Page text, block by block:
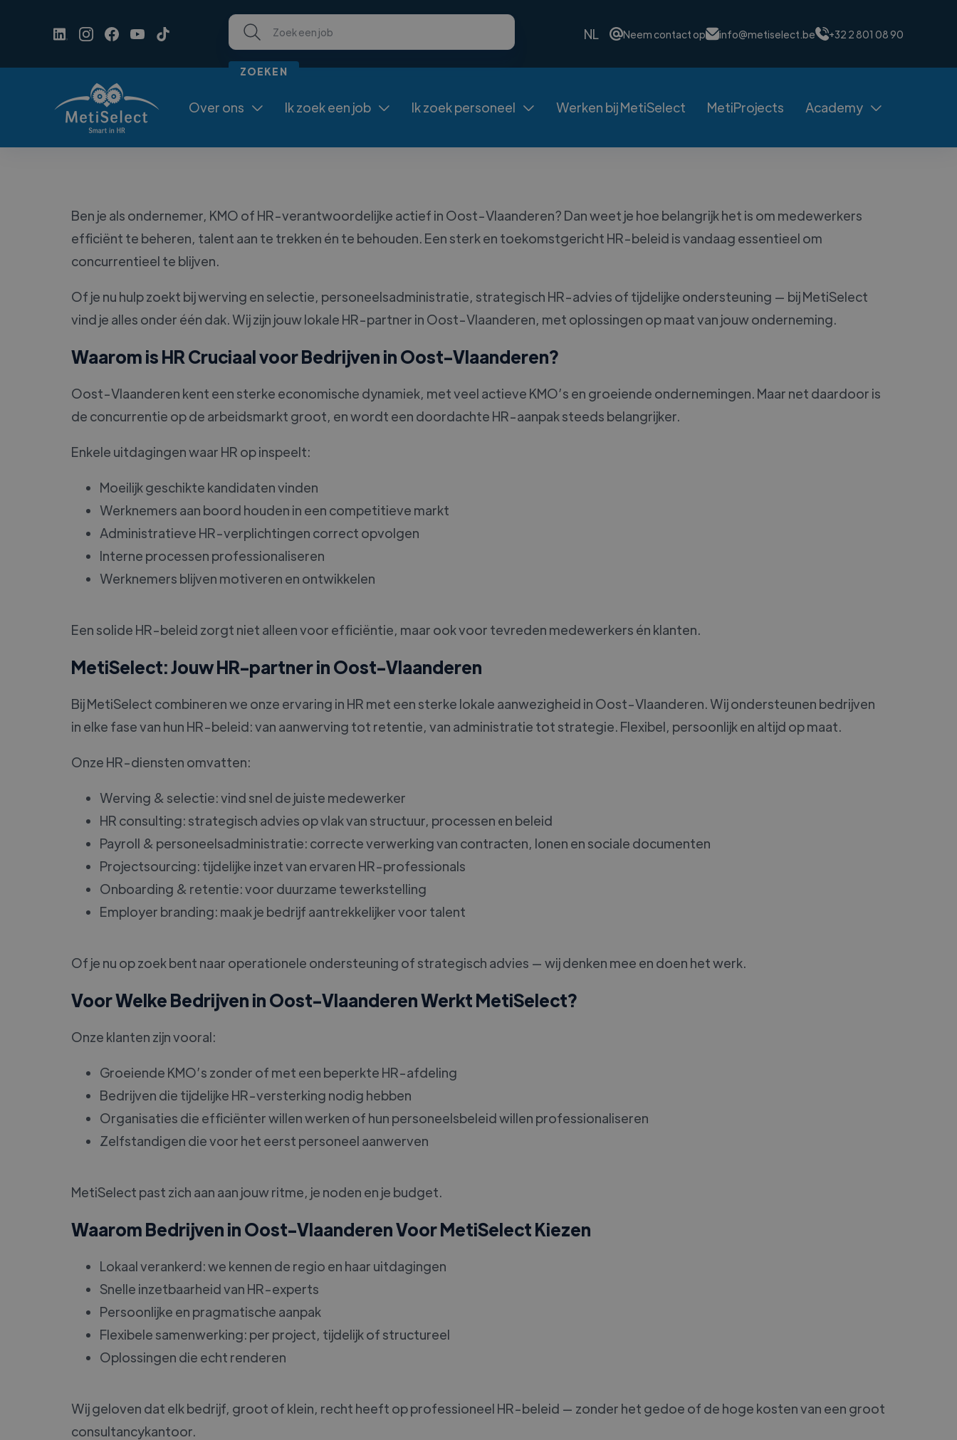
NL Neem contact op info@metiselect.be +32 2 801 08 90
Over ons  Ik zoek een job  Ik zoek personeel  Werken bij MetiSelect MetiProjects Academy 
Ben je als ondernemer, KMO of HR-verantwoordelijke actief in Oost-Vlaanderen? Dan weet je hoe belangrijk het is om medewerkers
efficiënt te beheren, talent aan te trekken én te behouden. Een sterk en toekomstgericht HR-beleid is vandaag essentieel om
concurrentieel te blijven.
Of je nu hulp zoekt bij werving en selectie, personeelsadministratie, strategisch HR-advies of tijdelijke ondersteuning — bij MetiSelect
vind je alles onder één dak. Wij zijn jouw lokale HR-partner in Oost-Vlaanderen, met oplossingen op maat van jouw onderneming.
Waarom is HR Cruciaal voor Bedrijven in Oost-Vlaanderen?
Oost-Vlaanderen kent een sterke economische dynamiek, met veel actieve KMO’s en groeiende ondernemingen. Maar net daardoor is
de concurrentie op de arbeidsmarkt groot, en wordt een doordachte HR-aanpak steeds belangrijker.
Enkele uitdagingen waar HR op inspeelt:
Moeilijk geschikte kandidaten vinden
Werknemers aan boord houden in een competitieve markt
Administratieve HR-verplichtingen correct opvolgen
Interne processen professionaliseren
Werknemers blijven motiveren en ontwikkelen
Een solide HR-beleid zorgt niet alleen voor efficiëntie, maar ook voor tevreden medewerkers én klanten.
MetiSelect: Jouw HR-partner in Oost-Vlaanderen
Bij MetiSelect combineren we onze ervaring in HR met een sterke lokale aanwezigheid in Oost-Vlaanderen. Wij ondersteunen bedrijven
in elke fase van hun HR-beleid: van aanwerving tot retentie, van administratie tot strategie. Flexibel, persoonlijk en altijd op maat.
Onze HR-diensten omvatten:
Werving & selectie: vind snel de juiste medewerker
HR consulting: strategisch advies op vlak van structuur, processen en beleid
Payroll & personeelsadministratie: correcte verwerking van contracten, lonen en sociale documenten
Projectsourcing: tijdelijke inzet van ervaren HR-professionals
Onboarding & retentie: voor duurzame tewerkstelling
Employer branding: maak je bedrijf aantrekkelijker voor talent
Of je nu op zoek bent naar operationele ondersteuning of strategisch advies — wij denken mee en doen het werk.
Voor Welke Bedrijven in Oost-Vlaanderen Werkt MetiSelect?
Onze klanten zijn vooral:
Groeiende KMO’s zonder of met een beperkte HR-afdeling
Bedrijven die tijdelijke HR-versterking nodig hebben
Organisaties die efficiënter willen werken of hun personeelsbeleid willen professionaliseren
Zelfstandigen die voor het eerst personeel aanwerven
MetiSelect past zich aan aan jouw ritme, je noden en je budget.
Waarom Bedrijven in Oost-Vlaanderen Voor MetiSelect Kiezen
Lokaal verankerd: we kennen de regio en haar uitdagingen
Snelle inzetbaarheid van HR-experts
Persoonlijke en pragmatische aanpak
Flexibele samenwerking: per project, tijdelijk of structureel
Oplossingen die echt renderen
Wij geloven dat elk bedrijf, groot of klein, recht heeft op professioneel HR-beleid — zonder het gedoe of de hoge kosten van een groot
consultancykantoor.